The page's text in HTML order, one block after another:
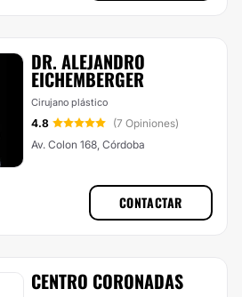
DR. ALEJANDRO
EICHEMBERGER
Cirujano plástico
4.8
(7 Opiniones)
Av. Colon 168, Córdoba
CONTACTAR
CENTRO CORONADAS